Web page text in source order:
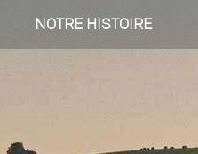
NOTRE HISTOIRE